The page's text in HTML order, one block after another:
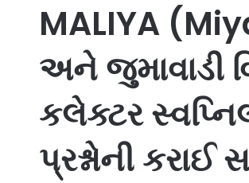
MALIYA
અને જુમાવાડી
કલેક્ટર
પ્રશ્નોની કરાઈ